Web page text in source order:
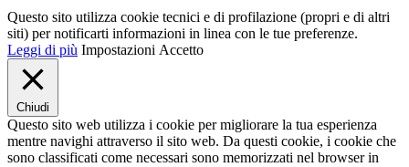
Questo sito utilizza cookie tecnici e di profilazione (propri e di altri
siti) per notificarti informazioni in linea con le tue preferenze.
Leggi di più Impostazioni Accetto
Chiudi
Questo sito web utilizza i cookie per migliorare la tua esperienza
mentre navighi attraverso il sito web. Da questi cookie, i cookie che
sono classificati come necessari sono memorizzati nel browser in